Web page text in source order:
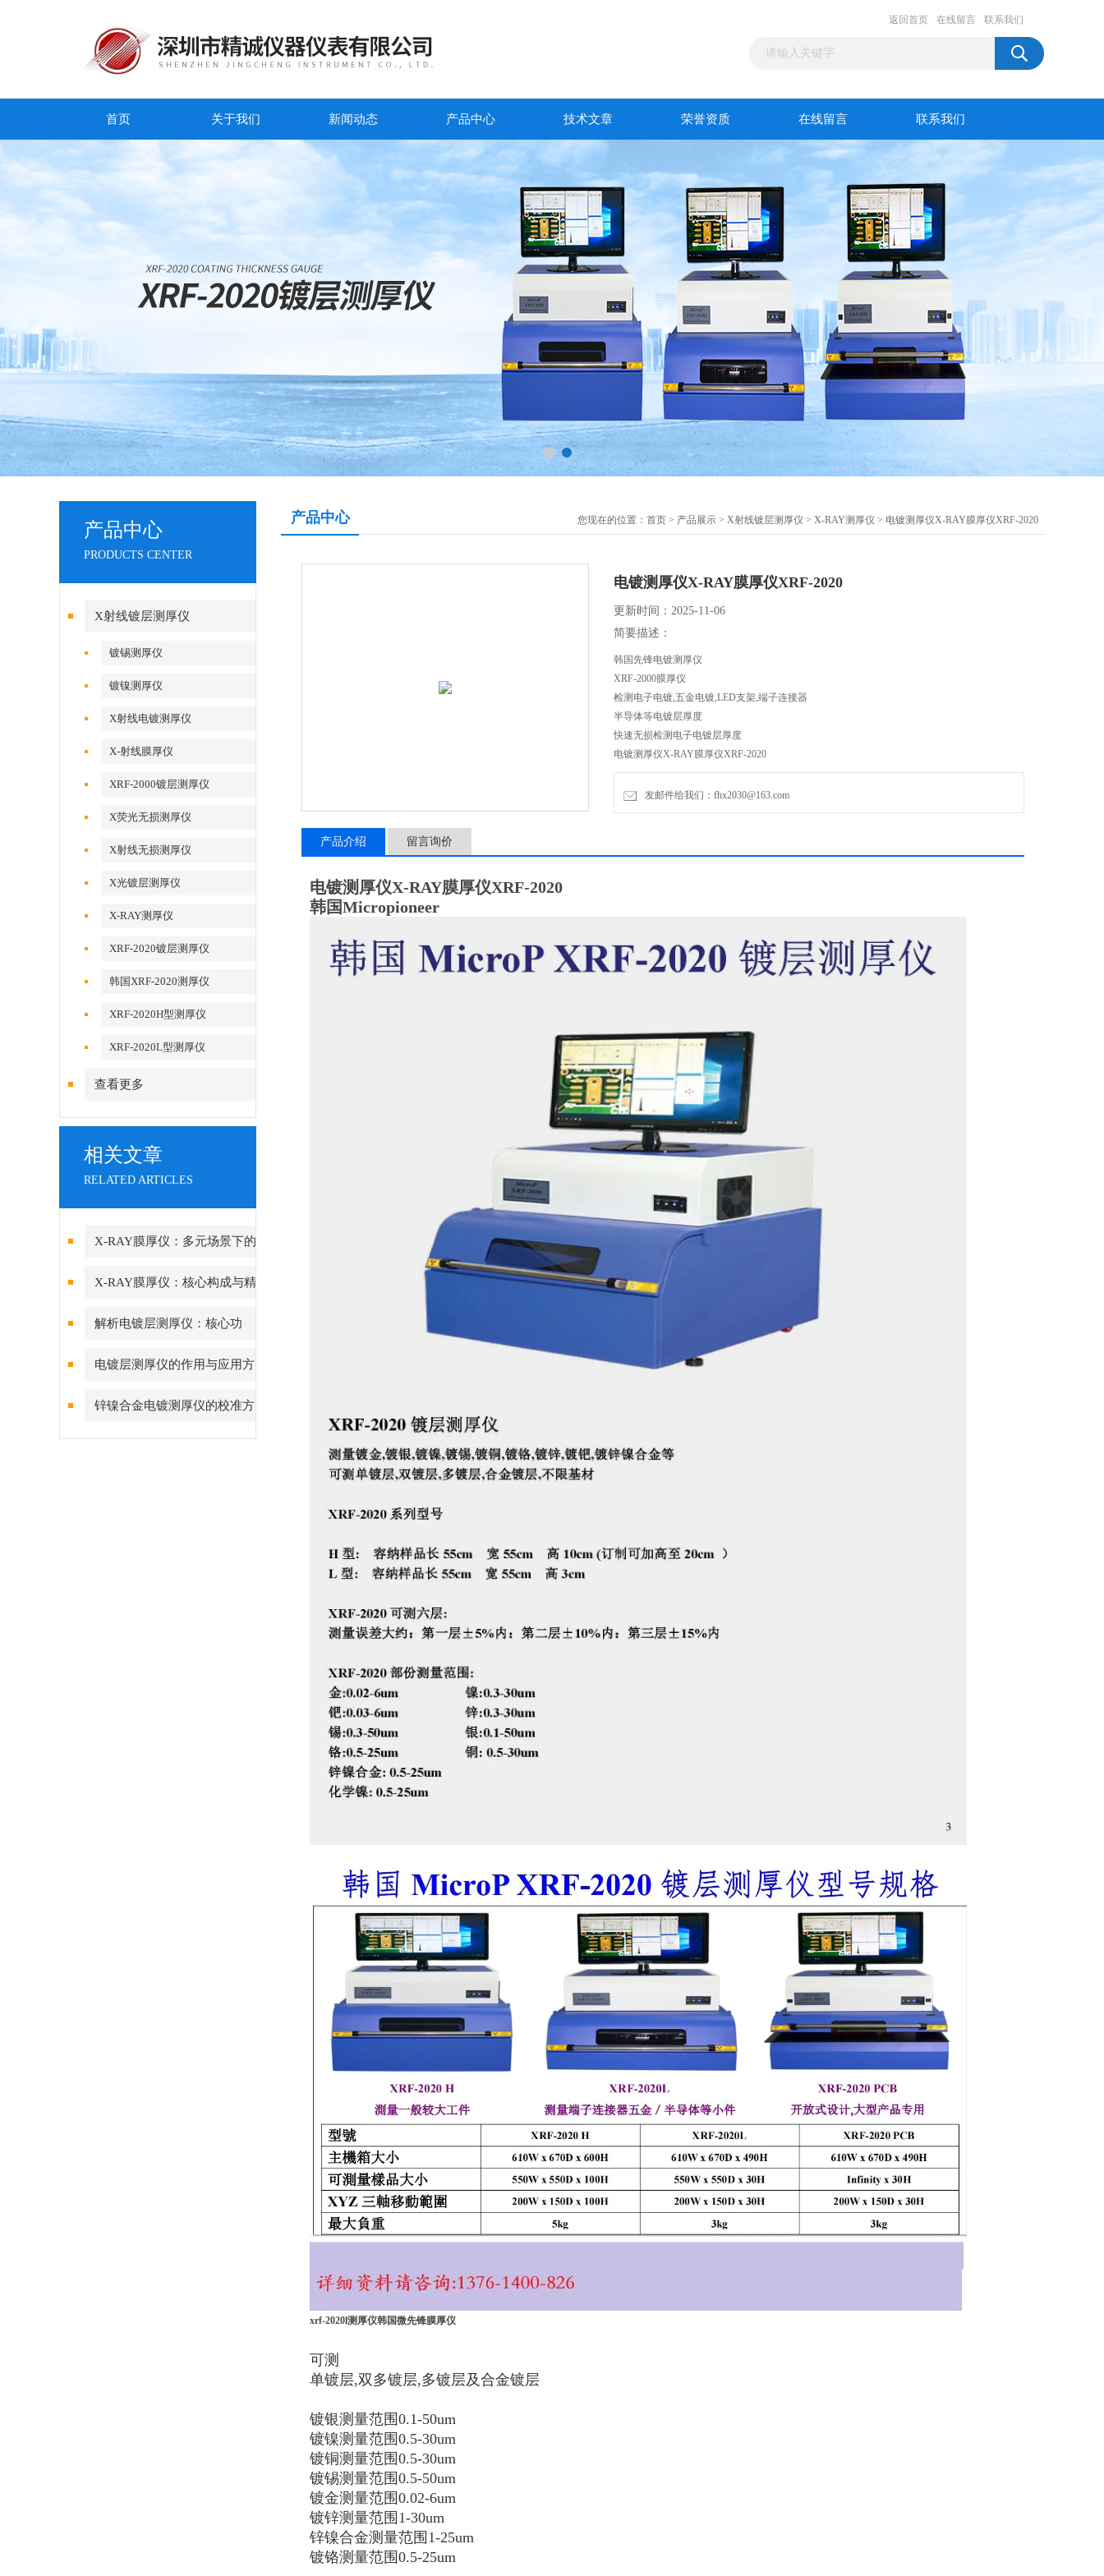
返回首页 在线留言 联系我们
首页 关于我们 新闻动态 产品中心 技术文章 荣誉资质 在线留言 联系我们
产品中心
PRODUCTS CENTER
X射线镀层测厚仪
镀锡测厚仪
镀镍测厚仪
X射线电镀测厚仪
X-射线膜厚仪
XRF-2000镀层测厚仪
X荧光无损测厚仪
X射线无损测厚仪
X光镀层测厚仪
X-RAY测厚仪
XRF-2020镀层测厚仪
韩国XRF-2020测厚仪
XRF-2020H型测厚仪
XRF-2020L型测厚仪
查看更多
相关文章
RELATED ARTICLES
X-RAY膜厚仪：多元场景下的
精准检测边界
X-RAY膜厚仪：核心构成与精
密协作的科技密码
解析电镀层测厚仪：核心功
能、行业应用与技术亮点
电镀层测厚仪的作用与应用方
向分析
锌镍合金电镀测厚仪的校准方
法与重要性
产品中心 您现在的位置： 首页 > 产品展示 > X射线镀层测厚仪 > X-RAY测厚仪 > 电镀测厚仪X-RAY膜厚仪XRF-2020
电镀测厚仪X-RAY膜厚仪XRF-2020
更新时间：2025-11-06
简要描述：
韩国先锋电镀测厚仪
XRF-2000膜厚仪
检测电子电镀,五金电镀,LED支架,端子连接器
半导体等电镀层厚度
快速无损检测电子电镀层厚度
电镀测厚仪X-RAY膜厚仪XRF-2020
发邮件给我们：fhx2030@163.com
产品介绍 留言询价
电镀测厚仪X-RAY膜厚仪XRF-2020
韩国Micropioneer
xrf-2020l测厚仪韩国微先锋膜厚仪
可测
单镀层,双多镀层,多镀层及合金镀层
镀银测量范围0.1-50um
镀镍测量范围0.5-30um
镀铜测量范围0.5-30um
镀锡测量范围0.5-50um
镀金测量范围0.02-6um
镀锌测量范围1-30um
锌镍合金测量范围1-25um
镀铬测量范围0.5-25um